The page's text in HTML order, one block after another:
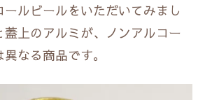
ールビールをいただいてみまし
蓋上のアルミが、ノンアルコー
なる商品です。